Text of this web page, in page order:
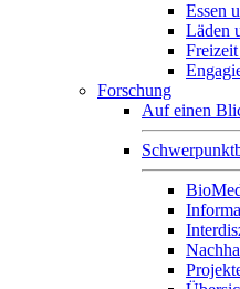
Essen
Läden
Freizeit
Forschung
Auf einen